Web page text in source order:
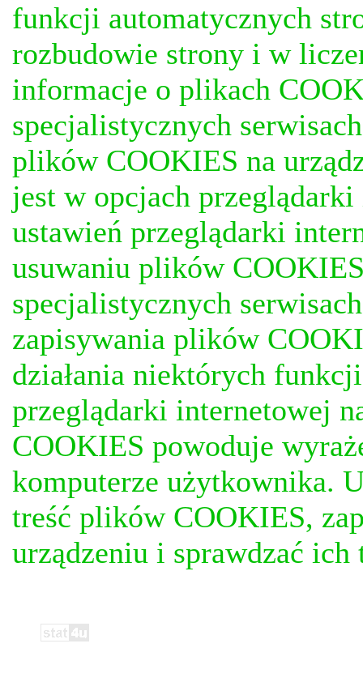
funkcji automatycznych
rozbudowie strony i w
informacje o plikach
specjalistycznych
plików COOKIES na
jest w opcjach
ustawień przeglądarki
usuwaniu plików
specjalistycznych
zapisywania plików
działania niektórych
przeglądarki internetowej
COOKIES powoduje
komputerze użytkownika.
treść plików COOKIES,
urządzeniu i sprawdzać ich